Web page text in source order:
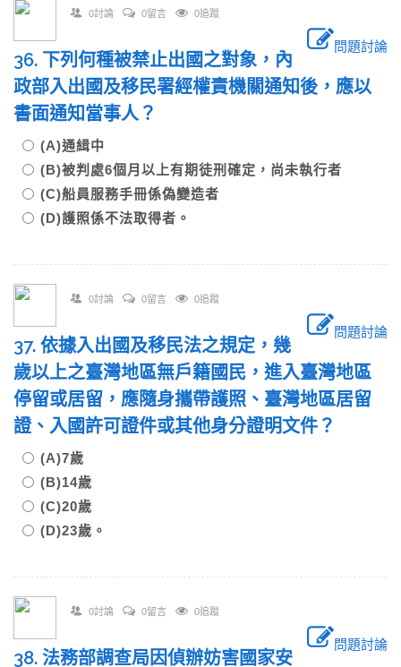
0討論 0留言 0追蹤
問題討論
36. 下列何種被禁止出國之對象，內
政部入出國及移民署經權責機關通知後，應以
書面通知當事人？
(A)通緝中
(B)被判處6個月以上有期徒刑確定，尚未執行者
(C)船員服務手冊係偽變造者
(D)護照係不法取得者。
0討論 0留言 0追蹤
問題討論
37. 依據入出國及移民法之規定，幾
歲以上之臺灣地區無戶籍國民，進入臺灣地區
停留或居留，應隨身攜帶護照、臺灣地區居留
證、入國許可證件或其他身分證明文件？
(A)7歲
(B)14歲
(C)20歲
(D)23歲。
0討論 0留言 0追蹤
問題討論
38. 法務部調查局因偵辦妨害國家安